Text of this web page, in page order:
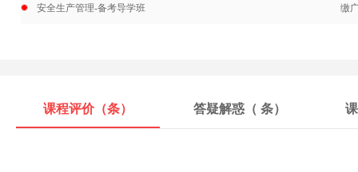
安全生产管理-备考导学班 缴
课程评价（条） 答疑解惑（ 条）